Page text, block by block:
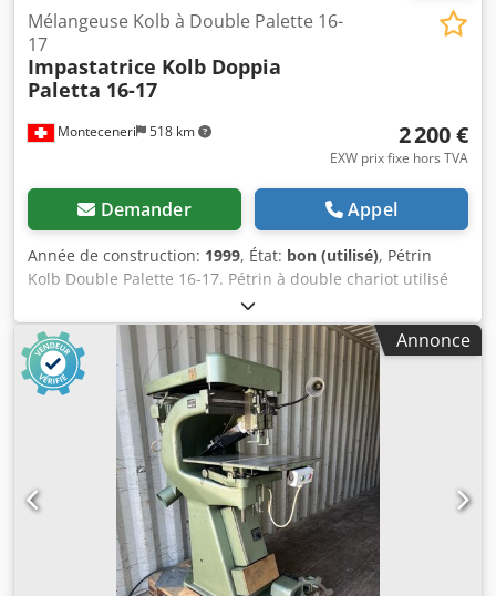
Monteceneri 518 km
Mélangeuse Kolb à Double Palette 16-
17
Impastatrice Kolb Doppia
Paletta 16-17
2 200 €
EXW prix fixe hors TVA
Demander Appel
Année de construction: 1999, État: bon (utilisé), Pétrin
Kolb Double Palette 16-17. Pétrin à double chariot utilisé
pour le mélange de fruits confits. La machine est en parfait
état de fonctionnement. Dwodoy Uvx Sspfx Aavsa
Annonce